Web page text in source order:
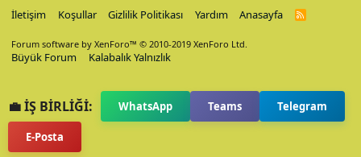
İletişim
Koşullar Gizlilik Politikası Yardım Anasayfa
R
Forum software by XenForo™ © 2010-2019 XenForo Ltd.
Büyük Forum Kalabalık Yalnızlık
💼 İŞ BİRLİĞİ: WhatsApp Teams Telegram
E-Posta